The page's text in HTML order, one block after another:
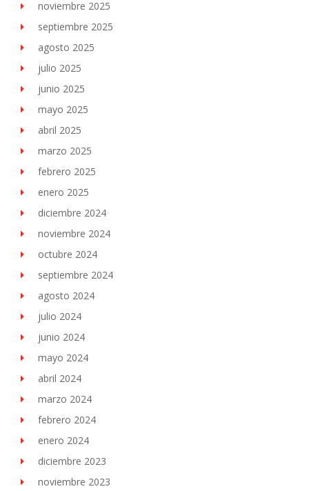
noviembre 2025
septiembre 2025
agosto 2025
julio 2025
junio 2025
mayo 2025
abril 2025
marzo 2025
febrero 2025
enero 2025
diciembre 2024
noviembre 2024
octubre 2024
septiembre 2024
agosto 2024
julio 2024
junio 2024
mayo 2024
abril 2024
marzo 2024
febrero 2024
enero 2024
diciembre 2023
noviembre 2023